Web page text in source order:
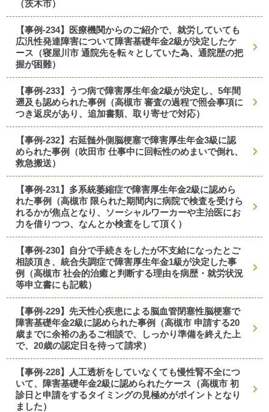
（茨木市）
【事例-234】医療機関からのご紹介で、就労していても
広汎性発達障害について障害基礎年金2級が決定したケ
ース（寝屋川市 通院先を転々としていた為、通院歴の把
握が困難）
【事例-233】うつ病で障害厚生年金2級が決定し、5年間
遡及も認められた事例（高槻市 審査の過程で照会事項に
つき返戻があり、追加書類、取り寄せで対応）
【事例-232】右延髄外側脳梗塞で障害厚生年金3級に認
められた事例（吹田市 仕事中に回転性のめまいで倒れ、
救急搬送）
【事例-231】多系統萎縮症で障害厚生年金2級に認めら
れた事例（高槻市 限られた期間内に病院で検査を受けら
れるかが焦点となり、ソーシャルワーカーや主治医にお
力を借りつつ、なんとか検査をして頂く）
【事例-230】自分で手続きをしたが不支給になったとご
相談頂き、統合失調症で障害厚生年金1級が決定した事
例（高槻市 社会的治癒と判断する理由を病歴・就労状況
等申立書にも記載）
【事例-229】先天性心疾患による脳血管閉塞性脳梗塞で
障害基礎年金2級に認められた事例（高槻市 申請する20
歳までに余裕のあるご相談で、しっかり準備を終えた上
で、20歳の認定日を待って請求）
【事例-228】人工透析をしていなくても慢性腎不全につ
いて、障害基礎年金2級に認められたケース（高槻市 初
診日と申請をするタイミングの見極めがポイントとなり
ました）